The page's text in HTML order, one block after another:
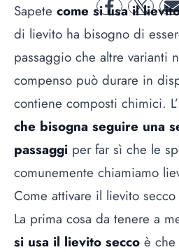
facebooktwitter
Sapete come si usa il
di lievito ha bisogno di
passaggio che altre varianti
compenso può durare in
contiene composti chimici. L’
che bisogna seguire una
passaggi per far sì che le
comunemente chiamiamo
Come attivare il lievito secco
La prima cosa da tenere a
si usa il lievito secco è che